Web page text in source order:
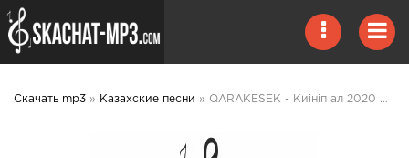
Скачать mp3 » Казахские песни » QARAKESEK - Киініп ал 2020 mp3 скачать